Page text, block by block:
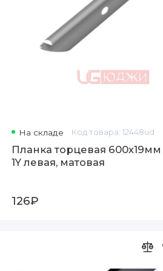
На складе Код товара: 12448ud
Планка торцевая 600х19мм
1Y левая, матовая
126₽